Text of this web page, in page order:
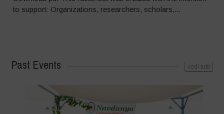
to support: Organizations, researchers, scholars,...
Past Events vedi tutti